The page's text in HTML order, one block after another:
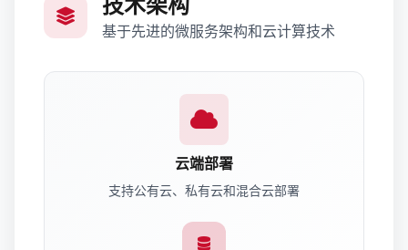
基于先进的微服务架构和云计算技术
云端部署
支持公有云、私有云和混合云部署